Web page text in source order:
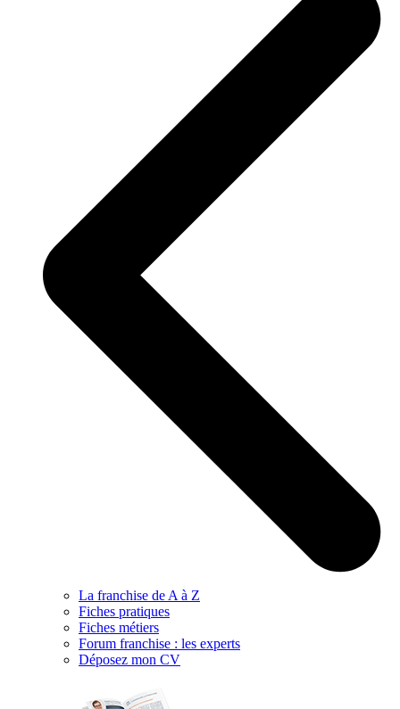
La franchise de A à Z
Fiches pratiques
Fiches métiers
Forum franchise : les experts
Déposez mon CV